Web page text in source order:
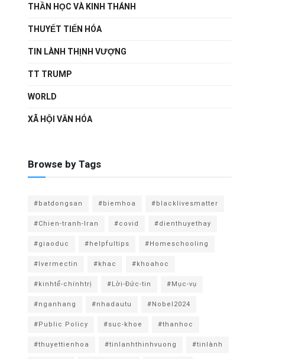
THẦN HỌC VÀ KINH THÁNH
THUYẾT TIẾN HÓA
TIN LÀNH THỊNH VƯỢNG
TT TRUMP
WORLD
XÃ HỘI VĂN HÓA
Browse by Tags
#batdongsan #biemhoa
#blacklivesmatter
#Chien-tranh-Iran
#covid
#dienthuyethay
#giaoduc
#helpfultips
#Homeschooling
#Ivermectin
#khac
#khoahoc
#kinhtế-chínhtrị
#Lời-Đức-tin
#Mục-vụ
#nganhang
#nhadautu
#Nobel2024
#Public Policy
#suc-khoe
#thanhoc
#thuyettienhoa
#tinlanhthinhvuong
#tinlành